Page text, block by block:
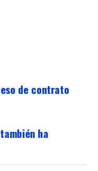
de contrato
ha